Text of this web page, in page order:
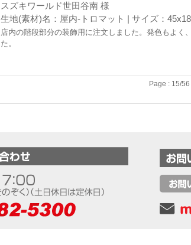
スズキワールド世田谷南 様
生地(素材)名：屋内-トロマット | サイズ：
店内の階段部分の装飾用に注文しました。発色もよく
た。
Page : 15/56